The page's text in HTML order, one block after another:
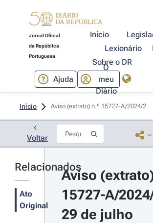
Jornal Oficial
da República
Portuguesa
Início
Lexionário
Sobre o DR
Ajuda
O
meu
Diário
Início Aviso (extrato) n.º 15727-A/2024/2
Voltar
Relacionados
Ato
Original
Aviso
15727-A/
29 de julho